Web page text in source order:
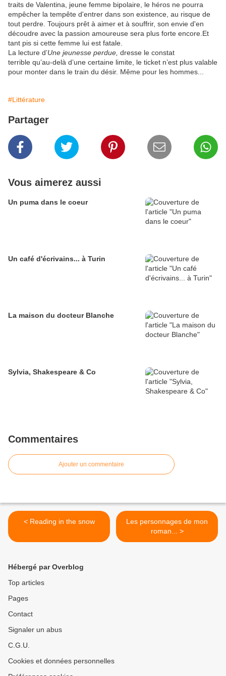
traits de Valentina, jeune femme bipolaire, le héros ne pourra
empêcher la tempête d'entrer dans son existence, au risque de
tout perdre. Toujours prêt à aimer et à souffrir, son envie d'en
découdre avec la passion amoureuse sera plus forte encore.Et
tant pis si cette femme lui est fatale.
La lecture d’Une jeunesse perdue, dresse le constat
terrible qu’au-delà d’une certaine limite, le ticket n’est plus valable
pour monter dans le train du désir. Même pour les hommes...
#Littérature
Partager
Vous aimerez aussi
Un puma dans le coeur
Un café d'écrivains... à Turin
La maison du docteur Blanche
Sylvia, Shakespeare & Co
Commentaires
Ajouter un commentaire
< Reading in the snow
Les personnages de mon
roman... >
Hébergé par Overblog
Top articles
Pages
Contact
Signaler un abus
C.G.U.
Cookies et données personnelles